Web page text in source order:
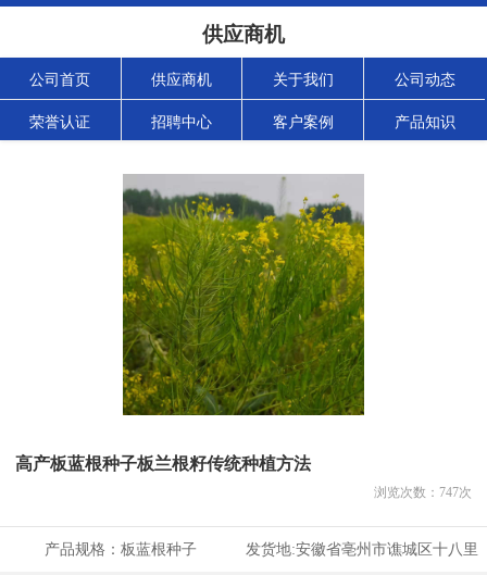
供应商机
公司首页 供应商机 关于我们 公司动态
荣誉认证 招聘中心 客户案例 产品知识
高产板蓝根种子板兰根籽传统种植方法
浏览次数： 747次
产品规格： 板蓝根种子 发货地:安徽省亳州市谯城区十八里